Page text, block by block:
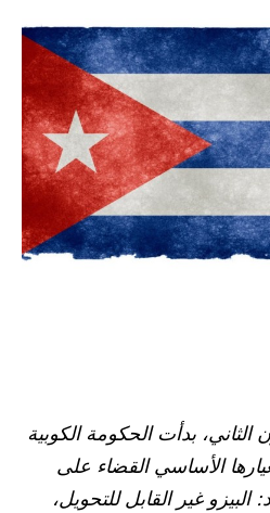
الثاني، بدأت الحكومة الكوبية
الأساسي القضاء على
البيزو غير القابل للتحويل،